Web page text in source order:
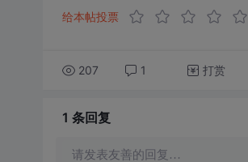
给本帖投票
207 1 打赏
1 条回复
请发表友善的回复…